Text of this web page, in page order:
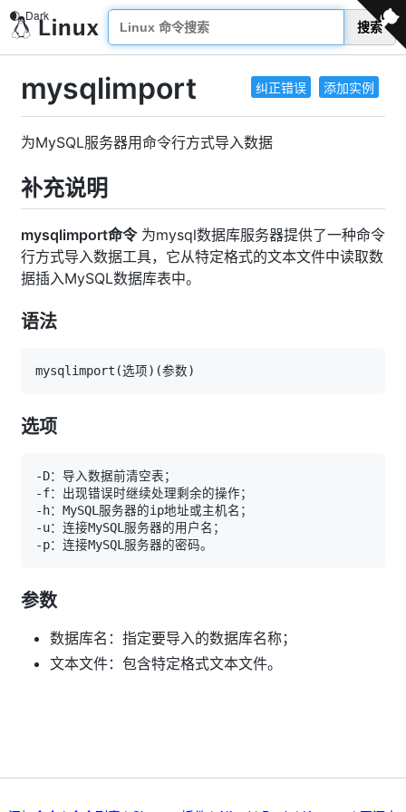
搜索
纠正错误 添加实例
mysqlimport
为MySQL服务器用命令行方式导入数据
补充说明
mysqlimport命令为mysql数据库服务器提供了一种命令
行方式导入数据工具，它从特定格式的文本文件中读取数
据插入MySQL数据库表中。
语法
mysqlimport (选项) (参数)
选项
参数
数据库名：指定要导入的数据库名称；
文本文件：包含特定格式文本文件。